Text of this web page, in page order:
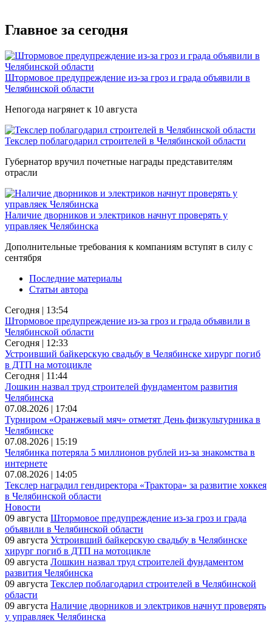
Главное за сегодня
Штормовое предупреждение из-за гроз и града объявили в
Челябинской области
Непогода нагрянет к 10 августа
Текслер поблагодарил строителей в Челябинской области
Губернатор вручил почетные награды представителям
отрасли
Наличие дворников и электриков начнут проверять у
управляек Челябинска
Дополнительные требования к компаниям вступят в силу с
сентября
Последние материалы
Статьи автора
Сегодня | 13:54
Штормовое предупреждение из-за гроз и града объявили в
Челябинской области
Сегодня | 12:33
Устроивший байкерскую свадьбу в Челябинске хирург погиб
в ДТП на мотоцикле
Сегодня | 11:44
Лошкин назвал труд строителей фундаментом развития
Челябинска
07.08.2026 | 17:04
Турниром «Оранжевый мяч» отметят День физкультурника в
Челябинске
07.08.2026 | 15:19
Челябинка потеряла 5 миллионов рублей из-за знакомства в
интернете
07.08.2026 | 14:05
Текслер наградил гендиректора «Трактора» за развитие хоккея
в Челябинской области
Новости
09 августа Штормовое предупреждение из-за гроз и града
объявили в Челябинской области
09 августа Устроивший байкерскую свадьбу в Челябинске
хирург погиб в ДТП на мотоцикле
09 августа Лошкин назвал труд строителей фундаментом
развития Челябинска
09 августа Текслер поблагодарил строителей в Челябинской
области
09 августа Наличие дворников и электриков начнут проверять
у управляек Челябинска